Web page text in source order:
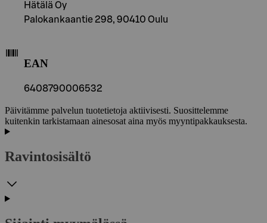
Hätälä Oy
Palokankaantie 298, 90410 Oulu
EAN
6408790006532
Päivitämme palvelun tuotetietoja aktiivisesti. Suosittelemme
kuitenkin tarkistamaan ainesosat aina myös myyntipakkauksesta.
Ravintosisältö